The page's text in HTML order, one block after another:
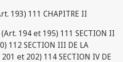
193) 111 CHAPITRE II
(Art. 194 et 195) 111 SECTION II
112 SECTION III DE LA
201 et 202) 114 SECTION IV DE